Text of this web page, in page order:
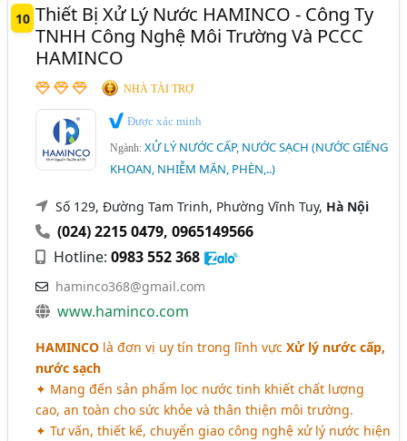
10 Thiết Bị Xử Lý Nước HAMINCO - Công Ty
TNHH Công Nghệ Môi Trường Và PCCC
HAMINCO
NHÀ TÀI TRỢ
Được xác minh
Ngành:XỬ LÝ NƯỚC CẤP, NƯỚC SẠCH (NƯỚC GIẾNG
KHOAN, NHIỄM MẶN, PHÈN,..)
Số 129, Đường Tam Trinh, Phường Vĩnh Tuy, Hà Nội
(024) 2215 0479,0965149566
Hotline:0983 552 368
haminco368@gmail.com
www.haminco.com
HAMINCO là đơn vị uy tín trong lĩnh vựcXử lý nước cấp,
nước sạch
✦ Mang đến sản phẩm lọc nước tinh khiết chất lượng
cao, an toàn cho sức khỏe và thân thiện môi trường.
✦ Tư vấn, thiết kế, chuyển giao công nghệ xử lý nước hiện